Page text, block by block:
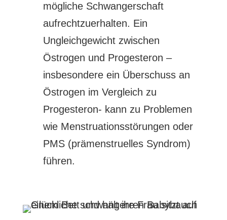
mögliche Schwangerschaft
aufrechtzuerhalten. Ein
Ungleichgewicht zwischen
Östrogen und Progesteron –
insbesondere ein Überschuss an
Östrogen im Vergleich zu
Progesteron- kann zu Problemen
wie Menstruationsstörungen oder
PMS (prämenstruelles Syndrom)
führen.